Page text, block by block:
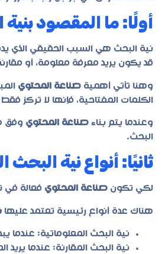
أولًا: ما المقصود
نية البحث هي السبب الحقيقي الذي
قد يكون يريد معرفة معلومة، أو
وهنا تأتي أهمية صناعة المحتوي
الكلمات المفتاحية، فإنها لا تركز
وعندما يتم بناء صناعة المحتوي وفق
البحث.
ثانيًا: أنواع نية
لكي تكون صناعة المحتوي فعالة في
هناك عدة أنواع رئيسية تعتمد عليها
نية البحث المعلوماتية:
نية البحث المقارنة: عندما